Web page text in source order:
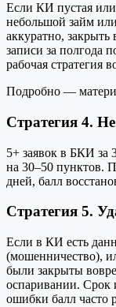
Если КИ пустая
небольшой займ
аккуратно,
записи за полгода
рабочая стратегия
Подробно —
Стратегия 4.
5+ заявок в БКИ за
на 30–50 пунктов.
дней, балл
Стратегия 5.
Если в КИ есть
(мошенничество),
были закрыты
оспаривании. Срок
ошибки балл часто